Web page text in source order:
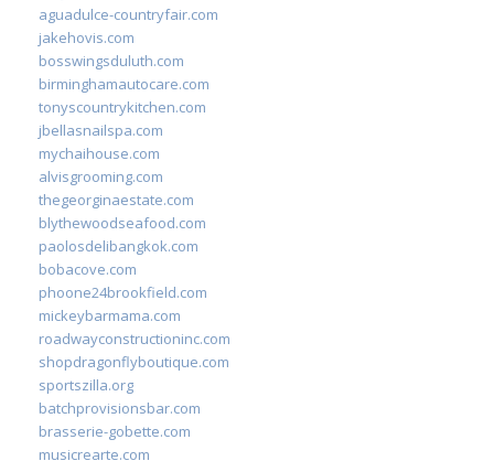
aguadulce-countryfair.com
jakehovis.com
bosswingsduluth.com
birminghamautocare.com
tonyscountrykitchen.com
jbellasnailspa.com
mychaihouse.com
alvisgrooming.com
thegeorginaestate.com
blythewoodseafood.com
paolosdelibangkok.com
bobacove.com
phoone24brookfield.com
mickeybarmama.com
roadwayconstructioninc.com
shopdragonflyboutique.com
sportszilla.org
batchprovisionsbar.com
brasserie-gobette.com
musicrearte.com